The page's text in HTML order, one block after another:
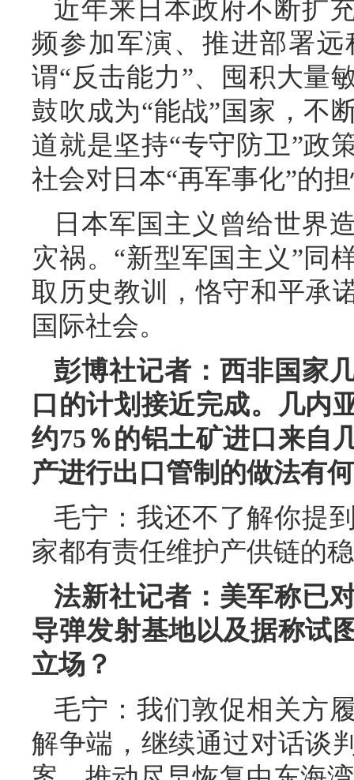
近年来日本政府不断扩
频参加军演、推进部署
谓“反击能力”、囤积大量
鼓吹成为“能战”国家，不
道就是坚持“专守防卫”政
社会对日本“再军事化”的
日本军国主义曾给世界
灾祸。“新型军国主义”同
取历史教训，恪守和平承
国际社会。
彭博社记者：西非国家
口的计划接近完成。几内
约75％的铝土矿进口来自
产进行出口管制的做法有
毛宁：我还不了解你提
家都有责任维护产供链的
法新社记者：美军称已
导弹发射基地以及据称试
立场？
毛宁：我们敦促相关方
解争端，继续通过对话谈